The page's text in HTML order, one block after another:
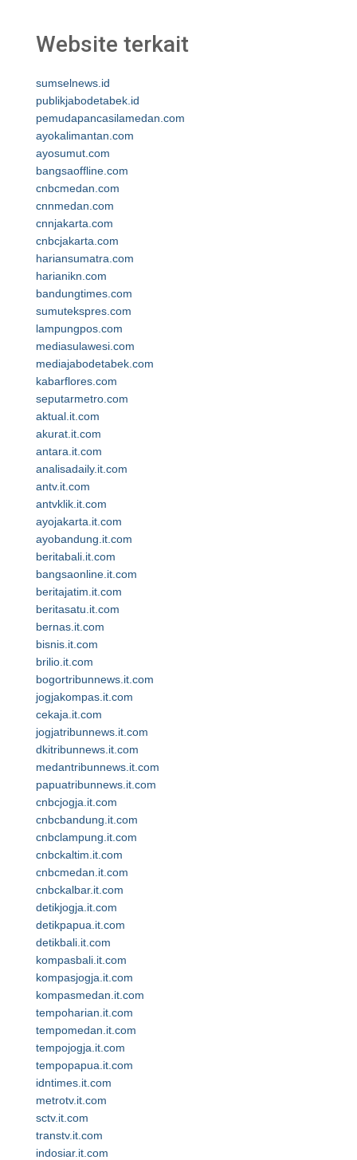
Website terkait
sumselnews.id
publikjabodetabek.id
pemudapancasilamedan.com
ayokalimantan.com
ayosumut.com
bangsaoffline.com
cnbcmedan.com
cnnmedan.com
cnnjakarta.com
cnbcjakarta.com
hariansumatra.com
harianikn.com
bandungtimes.com
sumutekspres.com
lampungpos.com
mediasulawesi.com
mediajabodetabek.com
kabarflores.com
seputarmetro.com
aktual.it.com
akurat.it.com
antara.it.com
analisadaily.it.com
antv.it.com
antvklik.it.com
ayojakarta.it.com
ayobandung.it.com
beritabali.it.com
bangsaonline.it.com
beritajatim.it.com
beritasatu.it.com
bernas.it.com
bisnis.it.com
brilio.it.com
bogortribunnews.it.com
jogjakompas.it.com
cekaja.it.com
jogjatribunnews.it.com
dkitribunnews.it.com
medantribunnews.it.com
papuatribunnews.it.com
cnbcjogja.it.com
cnbcbandung.it.com
cnbclampung.it.com
cnbckaltim.it.com
cnbcmedan.it.com
cnbckalbar.it.com
detikjogja.it.com
detikpapua.it.com
detikbali.it.com
kompasbali.it.com
kompasjogja.it.com
kompasmedan.it.com
tempoharian.it.com
tempomedan.it.com
tempojogja.it.com
tempopapua.it.com
idntimes.it.com
metrotv.it.com
sctv.it.com
transtv.it.com
indosiar.it.com